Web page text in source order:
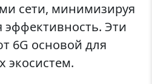
сети, минимизируя
Эти
6G основой для
экосистем.